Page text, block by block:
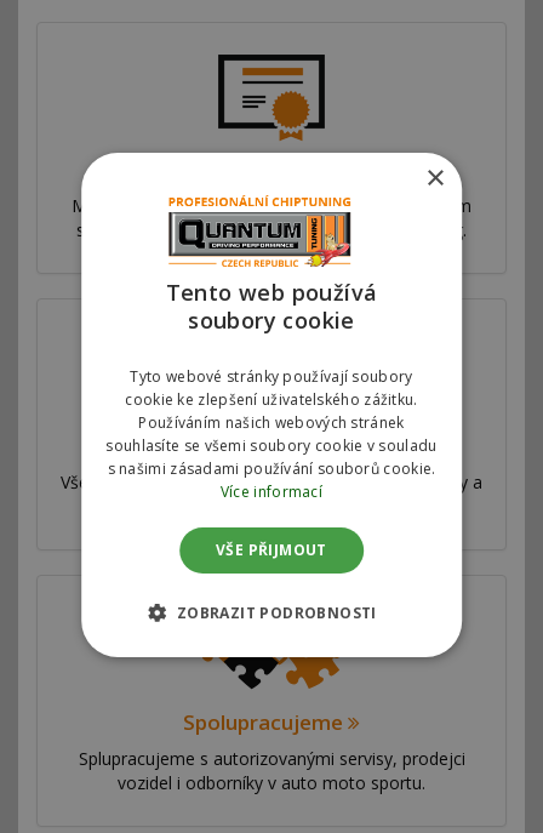
Máme síť poboček ve více než 53 zemích po celém
světě. Nabízíme výhradní autorizovaný chiptuning.
Válcová zkušebna
Všechny naše úpravy jsou velmi důkladně testovány a
Spolupracujeme
Splupracujeme s autorizovanými servisy, prodejci
vozidel i odborníky v auto moto sportu.
×
Tento web používá
soubory cookie
Tyto webové stránky používají soubory
cookie ke zlepšení uživatelského zážitku.
Používáním našich webových stránek
souhlasíte se všemi soubory cookie v souladu
s našimi zásadami používání souborů cookie.
Více informací
VŠE PŘIJMOUT
ZOBRAZIT PODROBNOSTI